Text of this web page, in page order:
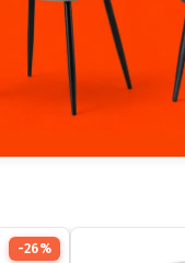
-26%